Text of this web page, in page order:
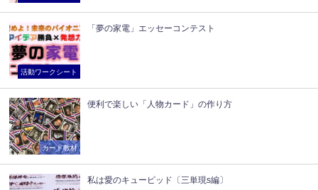
活動ワークシート
「夢の家電」エッセーコンテスト
カード教材
便利で楽しい「人物カード」の作り方
私は愛のキューピッド〔三単現s編〕